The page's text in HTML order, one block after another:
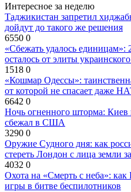
Интересное за неделю
Таджикистан запретил
дойдут до такого же решения
6550 0
«Сбежать удалось
осталось от элиты
1518 0
«Кошмар Одессы»:
от которой не спасает даже
6642 0
Ночь огненного шторма: Киев
сбежал в США
3290 0
Оружие Судного дня: как
стереть Лондон с лица земли
4032 0
Охота на «Смерть с неба»: как
игры в битве беспилотников